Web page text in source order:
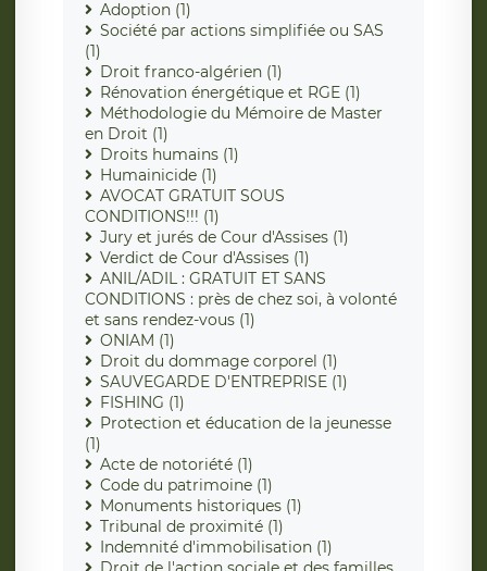
Adoption (1)
Société par actions simplifiée ou SAS
(1)
Droit franco-algérien (1)
Rénovation énergétique et RGE (1)
Méthodologie du Mémoire de Master
en Droit (1)
Droits humains (1)
Humainicide (1)
AVOCAT GRATUIT SOUS
CONDITIONS!!! (1)
Jury et jurés de Cour d'Assises (1)
Verdict de Cour d'Assises (1)
ANIL/ADIL : GRATUIT ET SANS
CONDITIONS : près de chez soi, à volonté
et sans rendez-vous (1)
ONIAM (1)
Droit du dommage corporel (1)
SAUVEGARDE D'ENTREPRISE (1)
FISHING (1)
Protection et éducation de la jeunesse
(1)
Acte de notoriété (1)
Code du patrimoine (1)
Monuments historiques (1)
Tribunal de proximité (1)
Indemnité d'immobilisation (1)